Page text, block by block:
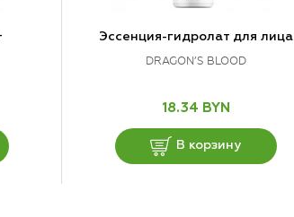
Эссенция-гидролат для лица
DRAGON’S BLOOD
18.34 BYN
В корзину